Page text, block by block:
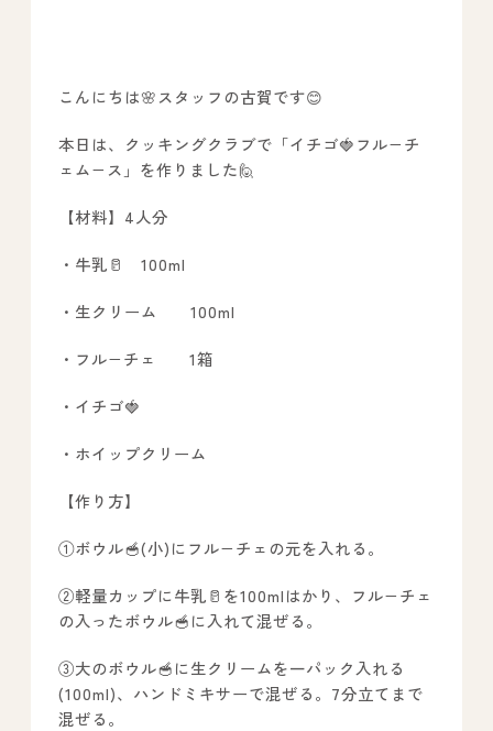
事業所のご案内
－ オールピース宗像事業所
－ オールピース春日事業所
－ オールピース遠賀事業所
スタッフブログ
－ 宗像事業所のブログ
－ 福津事業所のブログ
－ 東郷事業所のブログ
こんにちは🌸スタッフの古賀です😊
本日は、クッキングクラブで「イチゴ🍓フル−チ
ェム−ス」を作りました🙋
【材料】4人分
・牛乳🥛 100ml
・生クリーム 100ml
・フル−チェ 1箱
・イチゴ🍓
・ホイップクリーム
【作り方】
①ボウル🥣(小)にフル−チェの元を入れる。
②軽量カップに牛乳🥛を100mlはかり、フル−チェ
の入ったボウル🥣に入れて混ぜる。
③大のボウル🥣に生クリームを一パック入れる
(100ml)、ハンドミキサーで混ぜる。7分立てまで
混ぜる。